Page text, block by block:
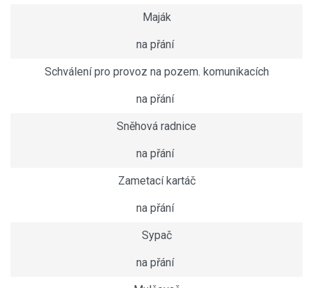
Maják
na přání
Schválení pro provoz na pozem. komunikacích
na přání
Sněhová radnice
na přání
Zametací kartáč
na přání
Sypač
na přání